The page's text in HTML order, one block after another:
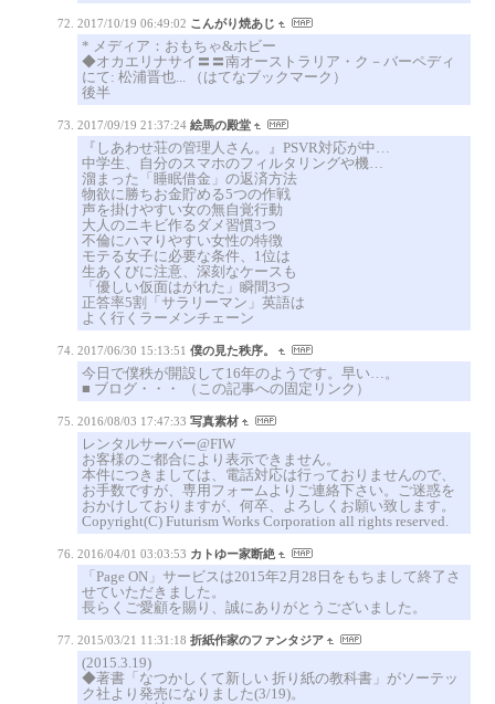
2017/10/19 06:49:02 こんがり焼あじ
* メディア：おもちゃ&ホビー
◆オカエリナサイ〓〓南オーストラリア・ク－バーペディ
にて: 松浦晋也... （はてなブックマーク）
後半
2017/09/19 21:37:24 絵馬の殿堂
『しあわせ荘の管理人さん。』PSVR対応が中…
中学生、自分のスマホのフィルタリングや機…
溜まった「睡眠借金」の返済方法
物欲に勝ちお金貯める5つの作戦
声を掛けやすい女の無自覚行動
大人のニキビ作るダメ習慣3つ
不倫にハマりやすい女性の特徴
モテる女子に必要な条件、1位は
生あくびに注意、深刻なケースも
「優しい仮面はがれた」瞬間3つ
正答率5割「サラリーマン」英語は
よく行くラーメンチェーン
2017/06/30 15:13:51 僕の見た秩序。
今日で僕秩が開設して16年のようです。早い…。
■ ブログ・・・ （この記事への固定リンク）
2016/08/03 17:47:33 写真素材
レンタルサーバー@FIW
お客様のご都合により表示できません。
本件につきましては、電話対応は行っておりませんので、
お手数ですが、専用フォームよりご連絡下さい。ご迷惑を
おかけしておりますが、何卒、よろしくお願い致します。
Copyright(C) Futurism Works Corporation all rights reserved.
2016/04/01 03:03:53 カトゆー家断絶
「Page ON」サービスは2015年2月28日をもちまして終了さ
せていただきました。
長らくご愛顧を賜り、誠にありがとうございました。
2015/03/21 11:31:18 折紙作家のファンタジア
(2015.3.19)
◆著書「なつかしくて新しい 折り紙の教科書」がソーテッ
ク社より発売になりました(3/19)。